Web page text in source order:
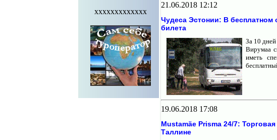
xxxxxxxxxxxxx
21.06.2018 12:12
Чудеса Эстонии: В бесплатном
билета
За 10
Вирумаа
иметь
19.06.2018 17:08
Mustamäe Prisma 24/7:
Таллине